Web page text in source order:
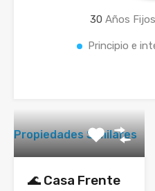
30 Años
Principio e
Propiedades Similares
🌊 Casa Frente